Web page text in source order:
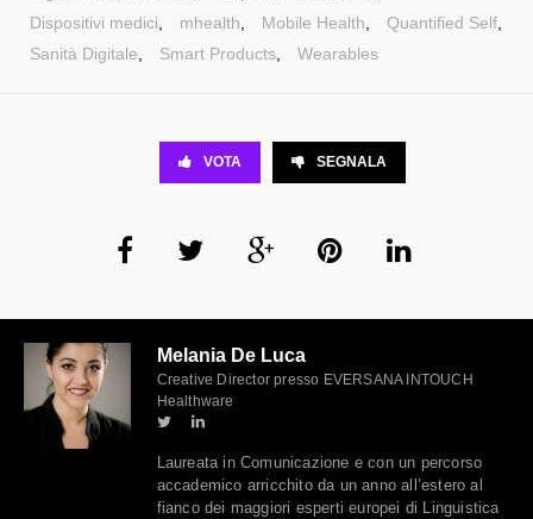
Dispositivi medici
mhealth Mobile Health Quantified Self
Sanità Digitale
Smart Products Wearables
VOTA SEGNALA
Melania De Luca
Creative Director presso EVERSANA INTOUCH
Healthware
Laureata in Comunicazione e con un percorso
accademico arricchito da un anno all’estero al
fianco dei maggiori esperti europei di Linguistica